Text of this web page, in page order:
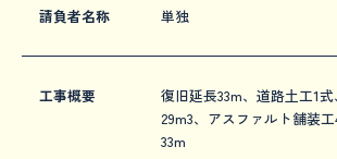
請負者名称 単独
工事概要
復旧延長33m、道路土工1
29m3、アスファルト舗装
33m